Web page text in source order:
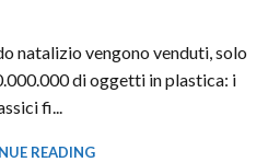
natalizio vengono venduti, solo
di oggetti in plastica: i
fi...
READING